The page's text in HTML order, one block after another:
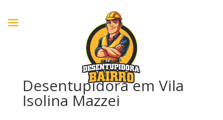
Desentupidora em Vila
Isolina Mazzei